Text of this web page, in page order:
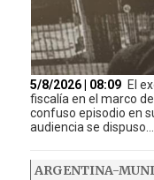
5/8/2026 | 08:09 El
fiscalía en el marco
confuso episodio en
audiencia se
ARGENTINA-